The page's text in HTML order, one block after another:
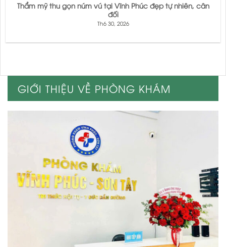
Thẩm mỹ thu gọn núm vú tại Vĩnh Phúc đẹp tự nhiên, cân
đối
Th6 30, 2026
GIỚI THIỆU VỀ PHÒNG KHÁM